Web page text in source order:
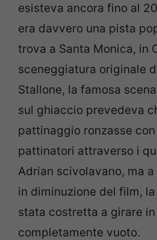
esisteva ancora fino al
era davvero una pista
trova a Santa Monica, in
sceneggiatura originale
Stallone, la famosa
sul ghiaccio prevedeva
pattinaggio ronzasse
pattinatori attraverso i
Adrian scivolavano, ma
in diminuzione del film,
stata costretta a girare
completamente vuoto.